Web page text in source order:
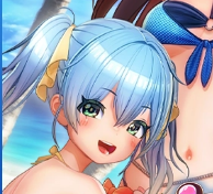
【フォーム使用の諸注
【対応内容について】